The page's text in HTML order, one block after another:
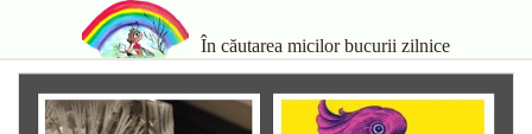
În căutarea micilor bucurii zilnice